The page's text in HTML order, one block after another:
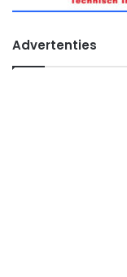
Advertenties